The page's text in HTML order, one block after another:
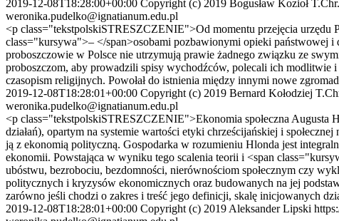
2019-12-08T18:28:00+00:00 Copyright (c) 2019 Bogusław Kozioł T.Chr.
weronika.pudelko@ignatianum.edu.pl
<p class="tekstpolskiSTRESZCZENIE">Od momentu przejęcia urzędu
class="kursywa">– </span>osobami pozbawionymi opieki państwowej i
proboszczowie w Polsce nie utrzymują prawie żadnego związku ze
proboszczom, aby prowadzili spisy wychodźców, polecali ich
czasopism religijnych. Powołał do istnienia między innymi nowe
2019-12-08T18:28:01+00:00 Copyright (c) 2019 Bernard Kołodziej
weronika.pudelko@ignatianum.edu.pl
<p class="tekstpolskiSTRESZCZENIE">Ekonomia społeczna Augusta
działań), opartym na systemie wartości etyki chrześcijańskiej i
ją z ekonomią polityczną. Gospodarka w rozumieniu Hlonda jest
ekonomii. Powstająca w wyniku tego scalenia teorii i <span
ubóstwu, bezrobociu, bezdomności, nierównościom społecznym czy
politycznych i kryzysów ekonomicznych oraz budowanych na jej
zarówno jeśli chodzi o zakres i treść jego definicji, skalę inicjowanych
2019-12-08T18:28:01+00:00 Copyright (c) 2019 Aleksander Lipski